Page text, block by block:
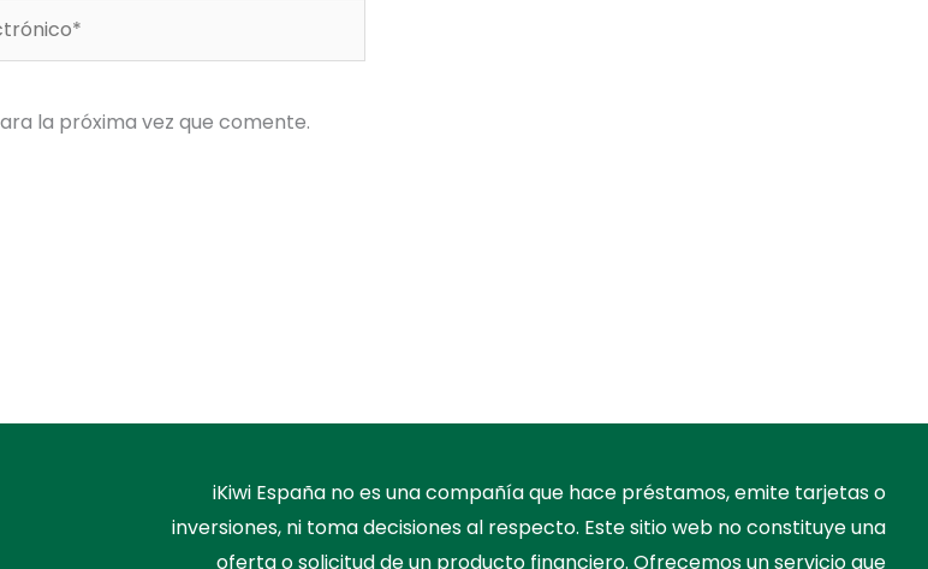
la próxima vez que comente.
iKiwi España no es una compañía que hace préstamos, emite tarjetas o
inversiones, ni toma decisiones al respecto. Este sitio web no constituye una
oferta o solicitud de un producto financiero. Ofrecemos un servicio que